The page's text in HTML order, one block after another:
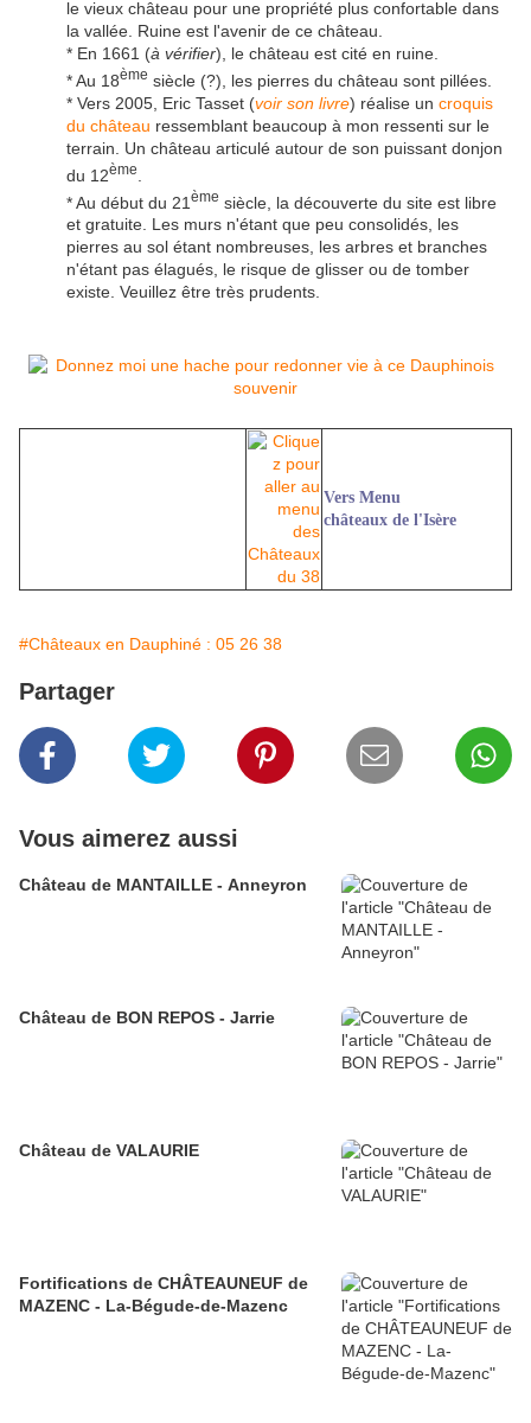
le vieux château pour une propriété plus confortable dans
la vallée. Ruine est l'avenir de ce château.
* En 1661 (à vérifier), le château est cité en ruine.
* Au 18ème siècle (?), les pierres du château sont pillées.
* Vers 2005, Eric Tasset (voir son livre) réalise un croquis
du château ressemblant beaucoup à mon ressenti sur le
terrain. Un château articulé autour de son puissant donjon
du 12ème
* Au début du 21 ème siècle, la découverte du site est libre
et gratuite. Les murs n'étant que peu consolidés, les
pierres au sol étant nombreuses, les arbres et branches
n'étant pas élagués, le risque de glisser ou de tomber
existe. Veuillez être très prudents.
Vers Menu
châteaux de l'Isère
#Châteaux en Dauphiné : 05 26 38
Partager
Vous aimerez aussi
Château de MANTAILLE - Anneyron
Château de BON REPOS - Jarrie
Château de VALAURIE
Fortifications de CHÂTEAUNEUF de
MAZENC - La-Bégude-de-Mazenc